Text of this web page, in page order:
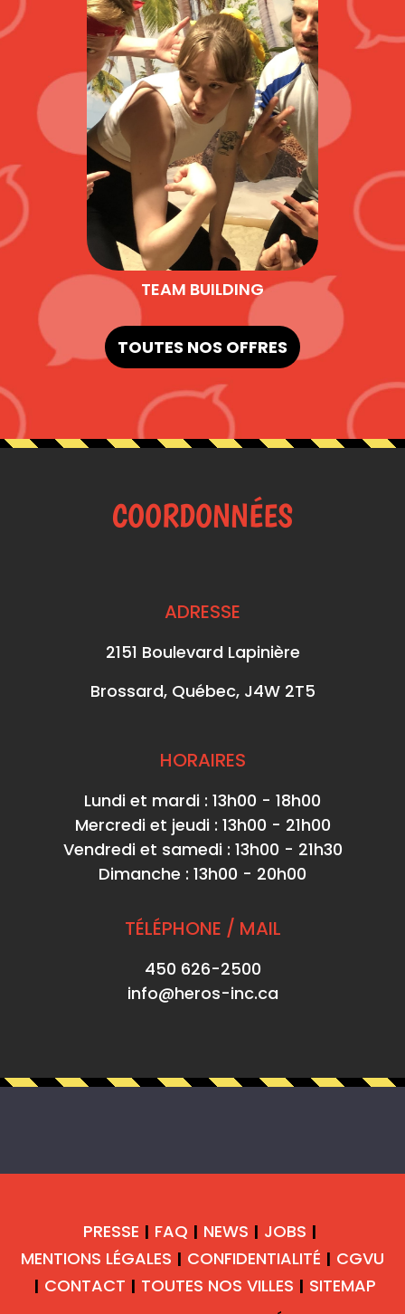
TEAM BUILDING
TOUTES NOS OFFRES
COORDONNÉES
ADRESSE
2151 Boulevard Lapinière
Brossard, Québec, J4W 2T5
HORAIRES
Lundi et mardi : 13h00 - 18h00
Mercredi et jeudi : 13h00 - 21h00
Vendredi et samedi : 13h00 - 21h30
Dimanche : 13h00 - 20h00
TÉLÉPHONE / MAIL
450 626-2500
info@heros-inc.ca
PRESSE | FAQ | NEWS | JOBS |
MENTIONS LÉGALES | CONFIDENTIALITÉ | CGVU
| CONTACT | TOUTES NOS VILLES | SITEMAP